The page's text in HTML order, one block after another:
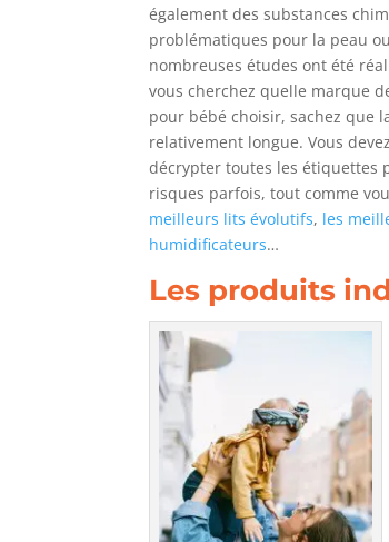
également des substances
problématiques pour la peau
nombreuses études ont été
vous cherchez quelle marque
pour bébé choisir, sachez que
relativement longue. Vous
décrypter toutes les étiquettes
risques parfois, tout comme
meilleurs lits évolutifs, les
humidificateurs…
Les produits